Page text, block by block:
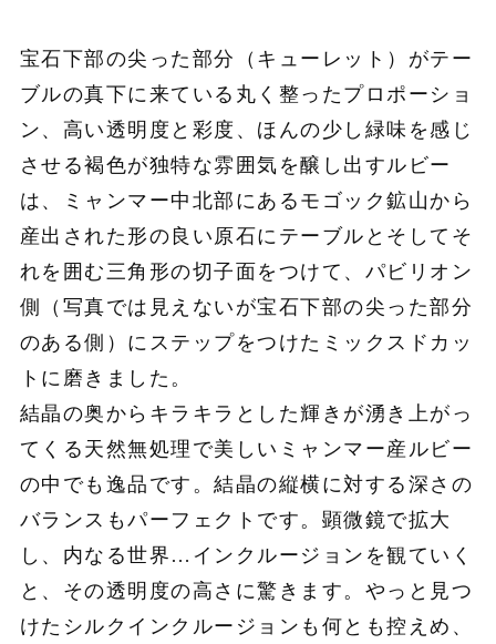
宝石下部の尖った部分（キューレット）がテー
ブルの真下に来ている丸く整ったプロポーショ
ン、高い透明度と彩度、ほんの少し緑味を感じ
させる褐色が独特な雰囲気を醸し出すルビー
は、ミャンマー中北部にあるモゴック鉱山から
産出された形の良い原石にテーブルとそしてそ
れを囲む三角形の切子面をつけて、パビリオン
側（写真では見えないが宝石下部の尖った部分
のある側）にステップをつけたミックスドカッ
トに磨きました。
結晶の奥からキラキラとした輝きが湧き上がっ
てくる天然無処理で美しいミャンマー産ルビー
の中でも逸品です。結晶の縦横に対する深さの
バランスもパーフェクトです。顕微鏡で拡大
し、内なる世界…インクルージョンを観ていく
と、その透明度の高さに驚きます。やっと見つ
けたシルクインクルージョンも何とも控えめ、